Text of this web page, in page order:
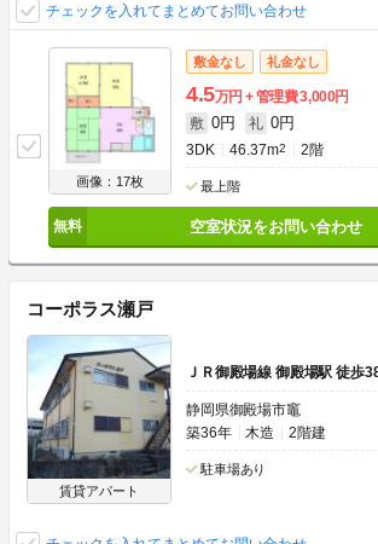
チェックを入れてまとめてお問い合わせ
画像：17枚
敷金なし 礼金なし
4.5万円 管理費3,000円
敷 0円 礼 0円
3DK 46.37m2 2階
最上階
空室状況をお問い合わせ
コーポラス瀬戸
賃貸アパート
ＪＲ御殿場線 御殿場駅 徒歩
静岡県御殿場市竈
築36年
木造 2階建
駐車場あり